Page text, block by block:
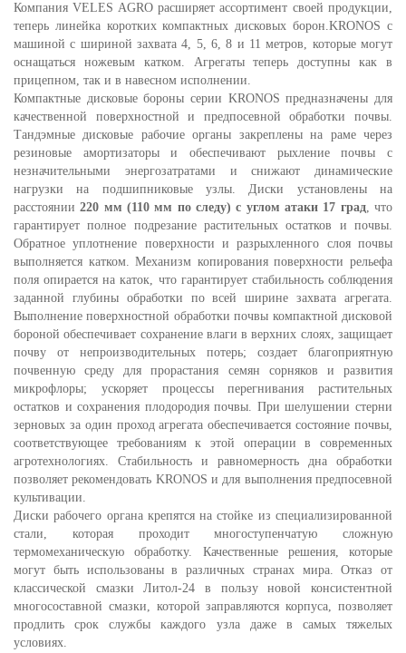
Компания VELES AGRO расширяет ассортимент своей продукции,
теперь линейка коротких компактных дисковых борон.KRONOS с
машиной с шириной захвата 4, 5, 6, 8 и 11 метров, которые могут
оснащаться ножевым катком. Агрегаты теперь доступны как в
прицепном, так и в навесном исполнении.
Компактные дисковые бороны серии KRONOS предназначены для
качественной поверхностной и предпосевной обработки почвы.
Тандэмные дисковые рабочие органы закреплены на раме через
резиновые амортизаторы и обеспечивают рыхление почвы с
незначительными энергозатратами и снижают динамические
нагрузки на подшипниковые узлы. Диски установлены на
расстоянии220 мм (110 мм по следу) с углом атаки 17 град, что
гарантирует полное подрезание растительных остатков и почвы.
Обратное уплотнение поверхности и разрыхленного слоя почвы
выполняется катком. Механизм копирования поверхности рельефа
поля опирается на каток, что гарантирует стабильность соблюдения
заданной глубины обработки по всей ширине захвата агрегата.
Выполнение поверхностной обработки почвы компактной дисковой
бороной обеспечивает сохранение влаги в верхних слоях, защищает
почву от непроизводительных потерь; создает благоприятную
почвенную среду для прорастания семян сорняков и развития
микрофлоры; ускоряет процессы перегнивания растительных
остатков и сохранения плодородия почвы. При шелушении стерни
зерновых за один проход агрегата обеспечивается состояние почвы,
соответствующее требованиям к этой операции в современных
агротехнологиях. Стабильность и равномерность дна обработки
позволяет рекомендовать KRONOS и для выполнения предпосевной
культивации.
Диски рабочего органа крепятся на стойке из специализированной
стали, которая проходит многоступенчатую сложную
термомеханическую обработку. Качественные решения, которые
могут быть использованы в различных странах мира. Отказ от
классической смазки Литол-24 в пользу новой консистентной
многосоставной смазки, которой заправляются корпуса, позволяет
продлить срок службы каждого узла даже в самых тяжелых
условиях.